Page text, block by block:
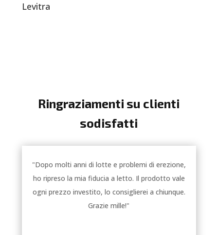
Levitra
Ringraziamenti su clienti
sodisfatti
"Dopo molti anni di lotte e problemi di erezione,
ho ripreso la mia fiducia a letto. Il prodotto vale
ogni prezzo investito, lo consiglierei a chiunque.
Grazie mille!"